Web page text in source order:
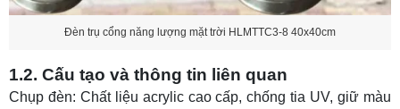
Đèn trụ cổng năng lượng mặt trời HLMTTC3-8 40x40cm
1.2. Cấu tạo và thông tin liên quan
Chụp đèn: Chất liệu acrylic cao cấp, chống tia UV, giữ màu